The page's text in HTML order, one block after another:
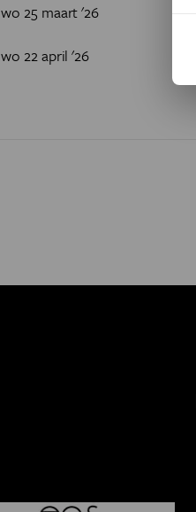
wo 25 maart '26
wo 22 april '26